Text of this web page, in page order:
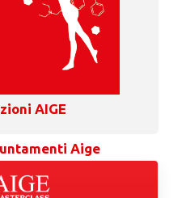
AIGE
Aige